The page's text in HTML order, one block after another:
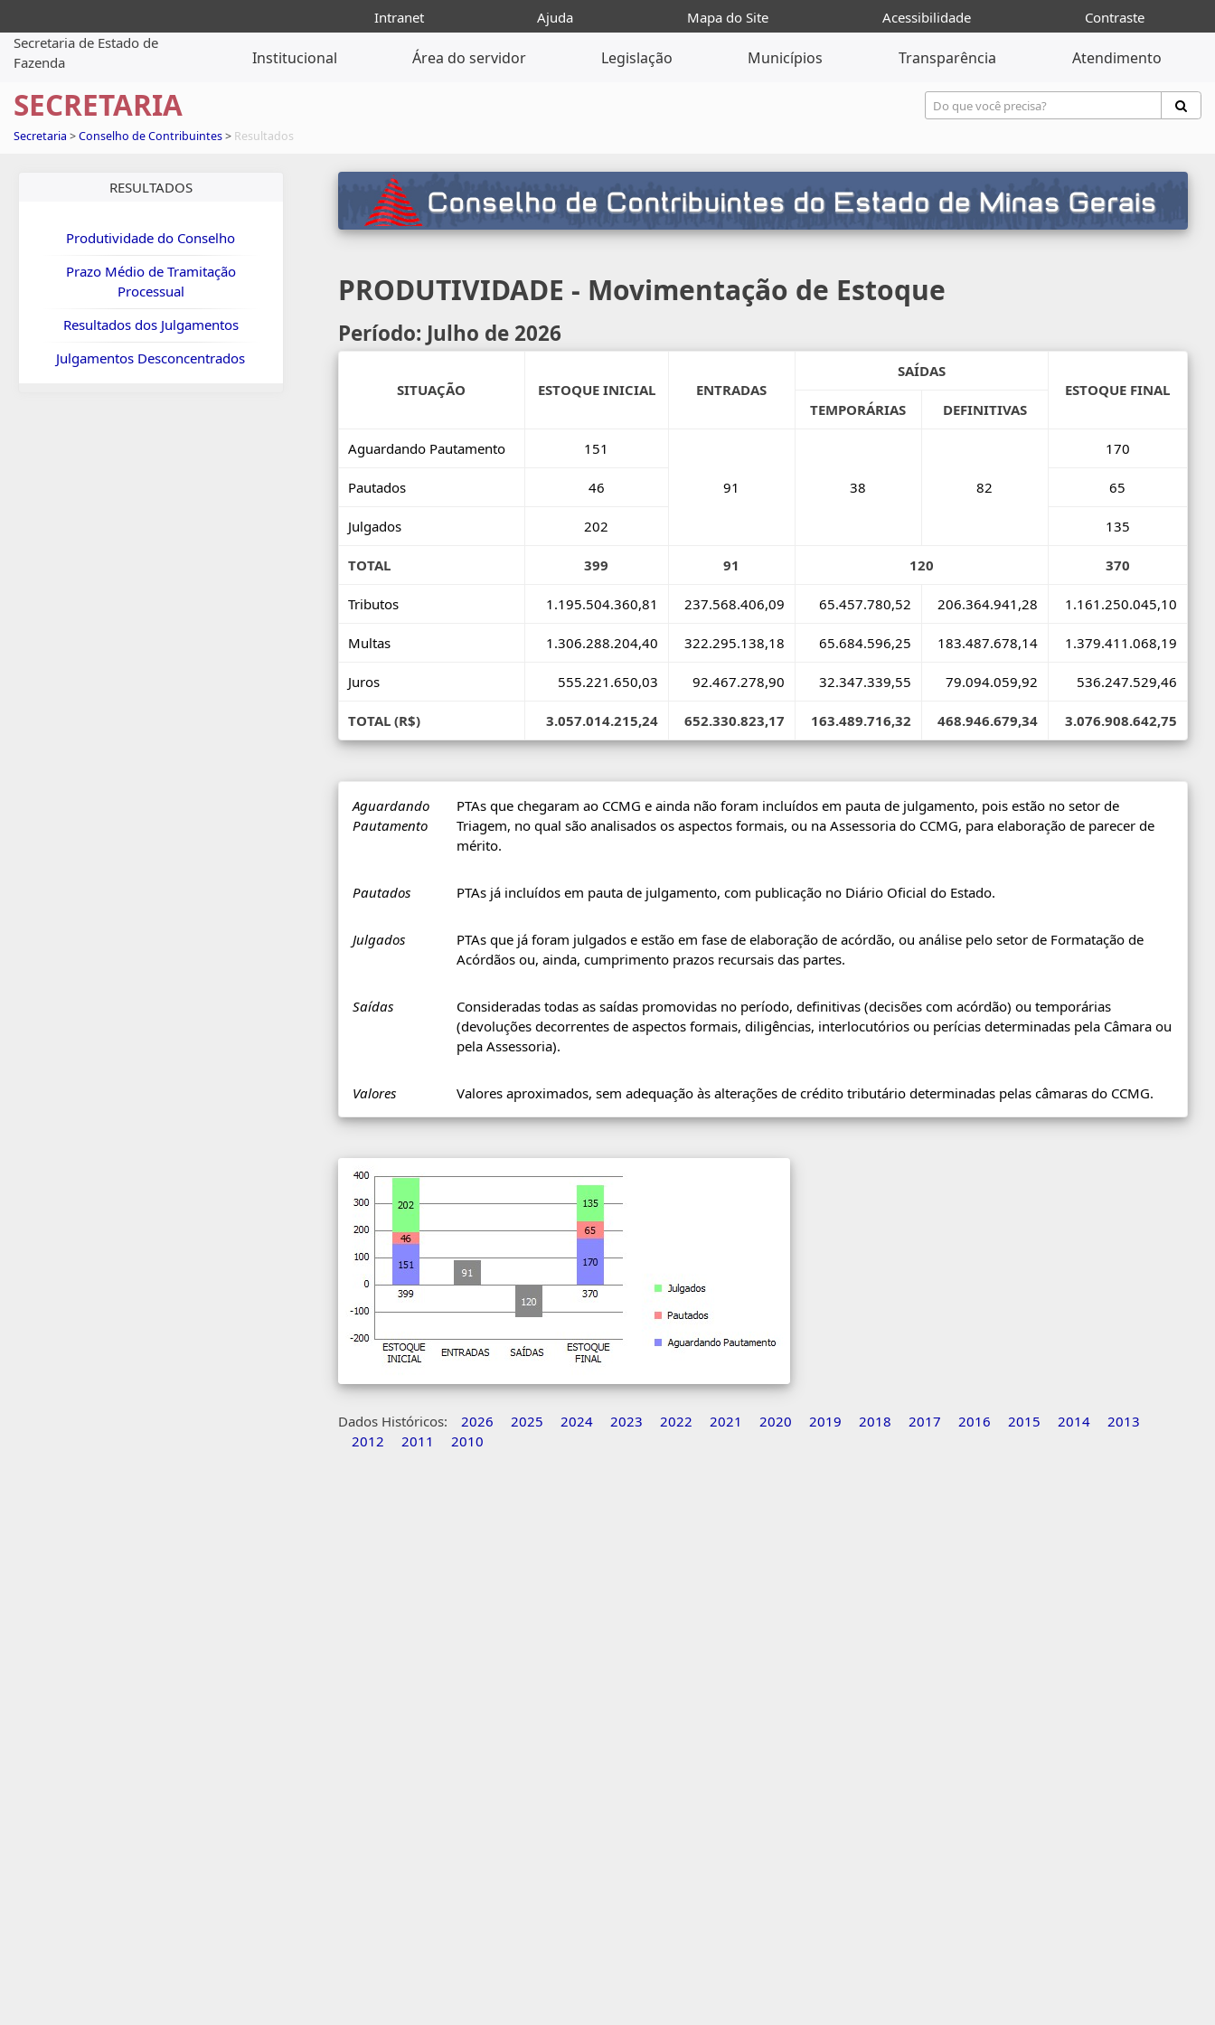
Intranet Ajuda Mapa do Site Acessibilidade
Contraste
Secretaria de Estado de
Fazenda
Institucional Área do servidor Legislação Municípios Transparência Atendimento
SECRETARIA
Secretaria >Conselho de Contribuintes> Resultados
RESULTADOS
Produtividade do Conselho
Prazo Médio de Tramitação
Processual
Resultados dos Julgamentos
Julgamentos Desconcentrados
PRODUTIVIDADE - Movimentação de Estoque
Período: Julho de 2026
SITUAÇÃO ESTOQUE INICIAL ENTRADAS
SAÍDAS
ESTOQUE FINAL
TEMPORÁRIAS
DEFINITIVAS
Aguardando Pautamento 151
91 38 82
170
Pautados 46 65
Julgados 202 135
TOTAL 399 91 120 370
Tributos 1.195.504.360,81 237.568.406,09 65.457.780,52 206.364.941,28 1.161.250.045,10
Multas 1.306.288.204,40 322.295.138,18 65.684.596,25 183.487.678,14 1.379.411.068,19
Juros 555.221.650,03 92.467.278,90 32.347.339,55 79.094.059,92 536.247.529,46
TOTAL (R$) 3.057.014.215,24 652.330.823,17 163.489.716,32 468.946.679,34 3.076.908.642,75
Aguardando
Pautamento
PTAs que chegaram ao CCMG e ainda não foram incluídos em pauta de julgamento, pois estão no setor de
Triagem, no qual são analisados os aspectos formais, ou na Assessoria do CCMG, para elaboração de parecer de
mérito.
Pautados PTAs já incluídos em pauta de julgamento, com publicação no Diário Oficial do Estado.
Julgados
PTAs que já foram julgados e estão em fase de elaboração de acórdão, ou análise pelo setor de Formatação de
Acórdãos ou, ainda, cumprimento prazos recursais das partes.
Saídas
Consideradas todas as saídas promovidas no período, definitivas (decisões com acórdão) ou temporárias
(devoluções decorrentes de aspectos formais, diligências, interlocutórios ou perícias determinadas pela Câmara ou
pela Assessoria).
Valores Valores aproximados, sem adequação às alterações de crédito tributário determinadas pelas câmaras do CCMG.
Dados Históricos: 2026 2025 2024 2023 2022 2021 2020 2019 2018 2017 2016 2015 2014
2013
2012
2011 2010